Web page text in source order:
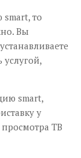
то
Вы
smart,
у
ТВ